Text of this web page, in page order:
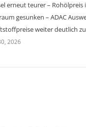
erneut teurer – Rohölpreis
gesunken – ADAC
weiter deutlich
2026